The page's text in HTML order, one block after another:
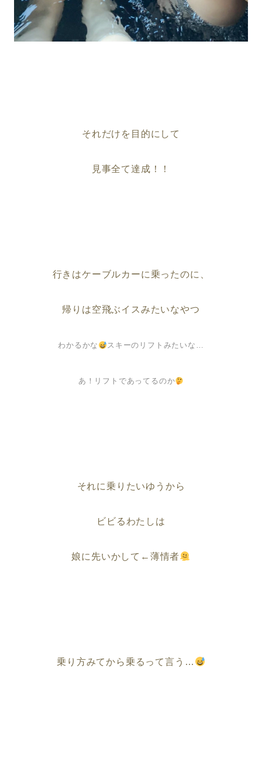
それだけを目的にして
見事全て達成！！
行きはケーブルカーに乗ったのに、
帰りは空飛ぶイスみたいなやつ
わかるかな スキーのリフトみたいな…
あ！リフトであってるのか
それに乗りたいゆうから
ビビるわたしは
娘に先いかして←薄情者
乗り方みてから乗るって言う…